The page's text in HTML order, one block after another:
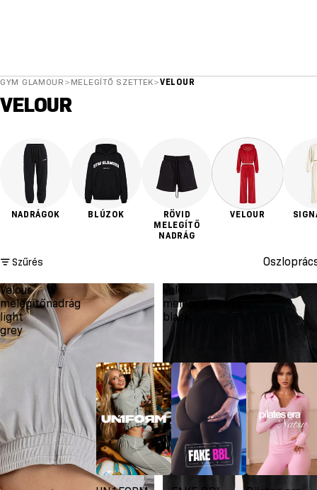
GYM GLAMOUR > MELEGÍTŐ SZETTEK>VELOUR
VELOUR
NADRÁGOK BLÚZOK
RÖVID
MELEGÍTŐ
NADRÁG
VELOUR
Szűrés
Velour
melegítőnadrág
light
grey
Velour
melegítőnadrág
black